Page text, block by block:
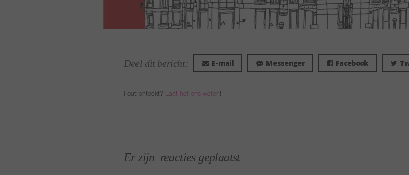
Deel dit bericht: E-mail Messenger Facebook
Fout ontdekt? Laat het ons weten!
Er zijn reacties geplaatst